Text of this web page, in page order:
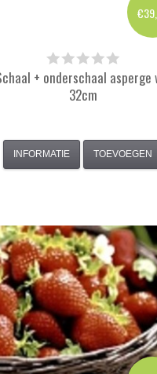
+ onderschaal asperge
32cm
INFORMATIE TOEVOEGEN